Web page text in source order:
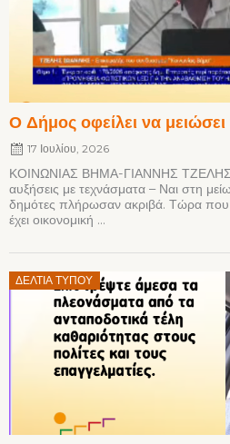
Ο Δήμος οφείλει να μειώσει
17 Ιουλίου, 2026
ΚΟΙΝΩΝΙΑΣ ΒΗΜΑ-ΓΙΑΝΝΗΣ
αυξήσεις με τεχνάσματα – Ναι στη
δημότες πλήρωσαν ακριβά. Τώρα
έχει οικονομική ...
ΔΕΛΤΊΑ ΤΎΠΟΥ
Posted